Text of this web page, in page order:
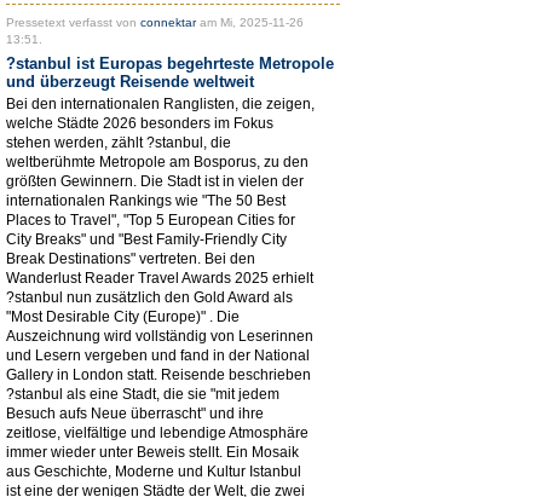
Pressetext verfasst von connektaram Mi, 2025-11-26
13:51.
?stanbul ist Europas begehrteste Metropole
und überzeugt Reisende weltweit
Bei den internationalen Ranglisten, die zeigen,
welche Städte 2026 besonders im Fokus
stehen werden, zählt ?stanbul, die
weltberühmte Metropole am Bosporus, zu den
größten Gewinnern. Die Stadt ist in vielen der
internationalen Rankings wie "The 50 Best
Places to Travel", "Top 5 European Cities for
City Breaks" und "Best Family-Friendly City
Break Destinations" vertreten. Bei den
Wanderlust Reader Travel Awards 2025 erhielt
?stanbul nun zusätzlich den Gold Award als
"Most Desirable City (Europe)" . Die
Auszeichnung wird vollständig von Leserinnen
und Lesern vergeben und fand in der National
Gallery in London statt. Reisende beschrieben
?stanbul als eine Stadt, die sie "mit jedem
Besuch aufs Neue überrascht" und ihre
zeitlose, vielfältige und lebendige Atmosphäre
immer wieder unter Beweis stellt. Ein Mosaik
aus Geschichte, Moderne und Kultur Istanbul
ist eine der wenigen Städte der Welt, die zwei